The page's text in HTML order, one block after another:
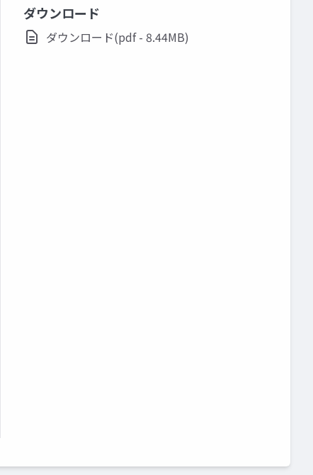
ダウンロード
ダウンロード(pdf - 8.44MB)